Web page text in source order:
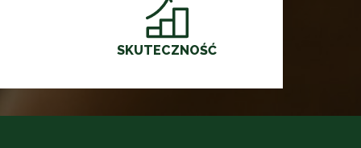
SKUTECZNOŚĆ